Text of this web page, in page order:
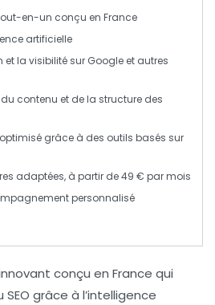
tout-en-un conçu en France
artificielle
et la visibilité sur Google et autres
contenu et de la structure des
grâce à des outils basés sur
adaptées, à partir de49 € par mois
personnalisé
conçu en France qui
SEO grâce à l’intelligence